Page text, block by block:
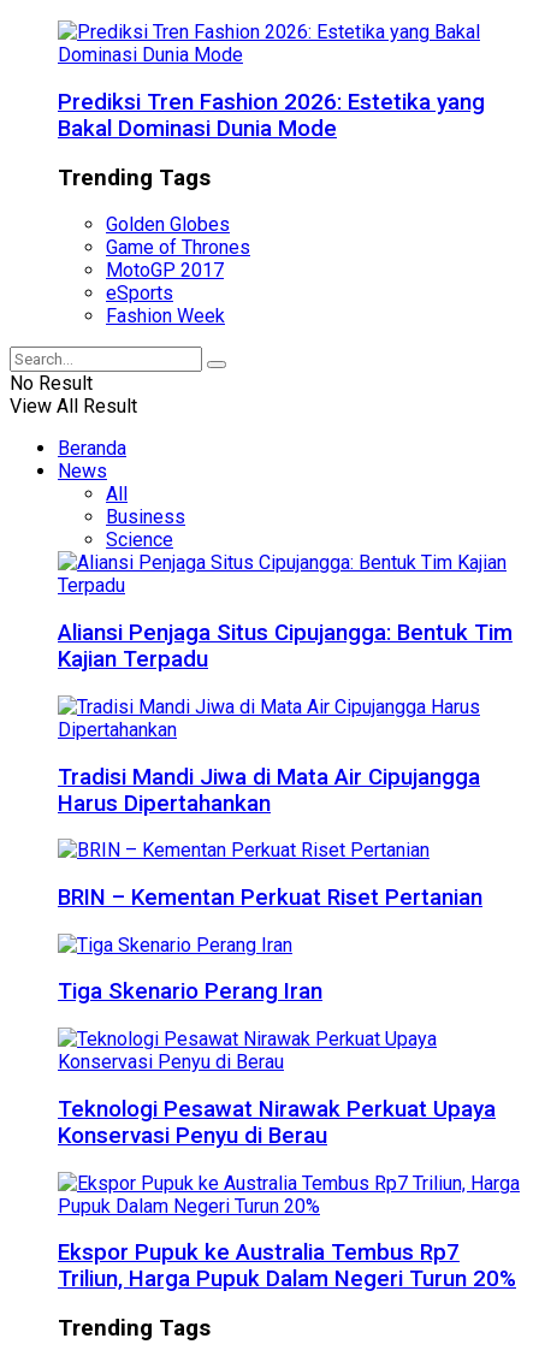
Prediksi Tren Fashion 2026: Estetika yang
Bakal Dominasi Dunia Mode
Trending Tags
Golden Globes
Game of Thrones
MotoGP 2017
eSports
Fashion Week
No Result
View All Result
Beranda
News
All
Business
Science
Aliansi Penjaga Situs Cipujangga: Bentuk Tim
Kajian Terpadu
Tradisi Mandi Jiwa di Mata Air Cipujangga
Harus Dipertahankan
BRIN – Kementan Perkuat Riset Pertanian
Tiga Skenario Perang Iran
Teknologi Pesawat Nirawak Perkuat Upaya
Konservasi Penyu di Berau
Ekspor Pupuk ke Australia Tembus Rp7
Triliun, Harga Pupuk Dalam Negeri Turun 20%
Trending Tags